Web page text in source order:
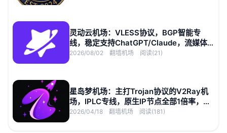
灵动云机场：VLESS协议，BGP智能专
线，稳定支持ChatGPT/Claude，流媒体
支援4K
2026/08/02 翻墙机场 阅读(21)
星岛梦机场：主打Trojan协议的V2Ray机
场，IPLC专线，原生IP节点全部1倍率，
2.5Gbps速率
2026/04/18 翻墙机场 阅读(181)